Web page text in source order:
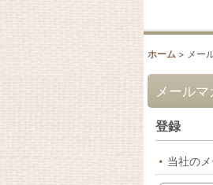
ホーム > メー
メール
登録
当社の